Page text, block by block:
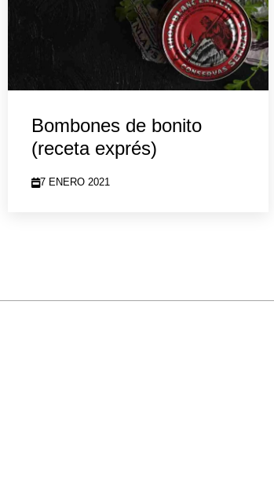
Bombones de bonito
(receta exprés)
7 ENERO 2021